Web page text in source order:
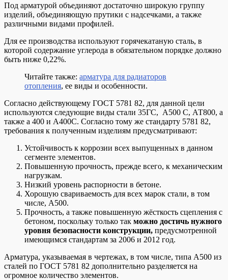
Под арматурой объединяют достаточно широкую группу
изделий, объединяющую прутики с надсечками, а также
различными видами профилей.
Для ее производства используют горячекатаную сталь, в
которой содержание углерода в обязательном порядке должно
быть ниже 0,22%.
Читайте также: арматура для радиаторов
отопления, ее виды и особенности.
Согласно действующему ГОСТ 5781 82, для данной цели
используются следующие виды стали 35ГС, А500 С, АТ800, а
также а 400 и А400С. Согласно тому же стандарту 5781 82,
требования к полученным изделиям предусматривают:
Устойчивость к коррозии всех выпущенных в данном
сегменте элементов.
Повышенную прочность, прежде всего, к механическим
нагрузкам.
Низкий уровень распорности в бетоне.
Хорошую свариваемость для всех марок стали, в том
числе, А500.
Прочность, а также повышенную жёсткость сцепления с
бетоном, поскольку только так можно достичь нужного
уровня безопасности конструкции, предусмотренной
имеющимся стандартам за 2006 и 2012 год.
Арматура, указываемая в чертежах, в том числе, типа А500 из
сталей по ГОСТ 5781 82 дополнительно разделяется на
огромное количество элементов.